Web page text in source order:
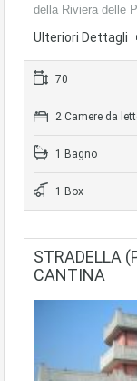
della Riviera delle
Ulteriori Dettagli
70
2 Camere da
1 Bagno
1 Box
STRADELLA
CANTINA